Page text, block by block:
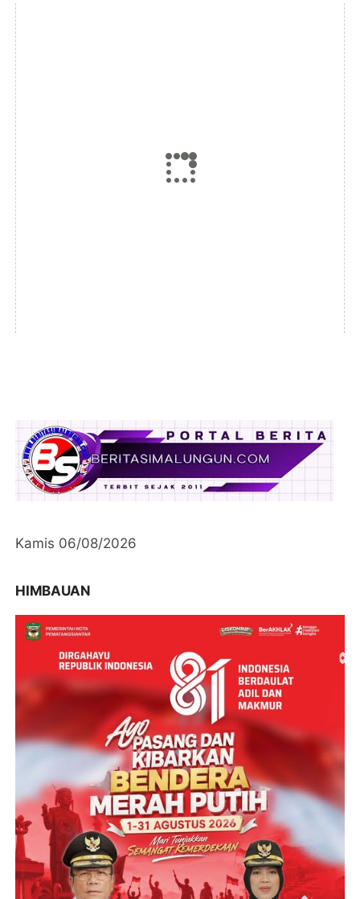
Kamis 06/08/2026
HIMBAUAN